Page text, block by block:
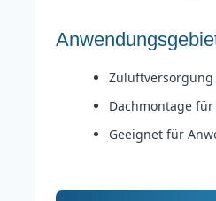
Dachmontage
Geeignet für